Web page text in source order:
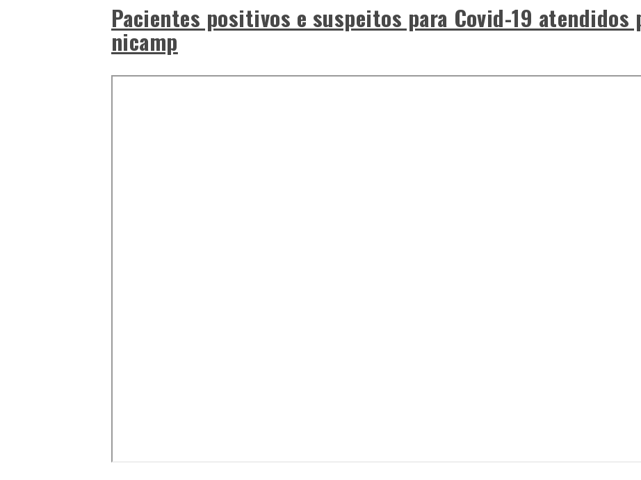
Pacientes positivos e suspeitos para Covid-19 atendidos
nicamp